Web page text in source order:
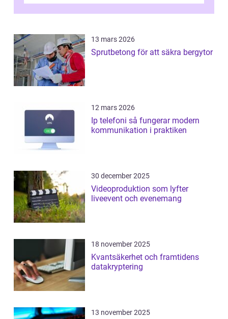
13 mars 2026
Sprutbetong för att säkra bergytor
12 mars 2026
Ip telefoni så fungerar modern
kommunikation i praktiken
30 december 2025
Videoproduktion som lyfter
liveevent och evenemang
18 november 2025
Kvantsäkerhet och framtidens
datakryptering
13 november 2025